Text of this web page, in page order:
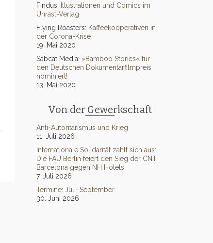
Findus:
Illustrationen und Comics im
Unrast-Verlag
Flying Roasters: Kaffeekooperativen in
der Corona-Krise
19. Mai 2020
Sabcat Media: »Bamboo Stories« für
den Deutschen Dokumentarfilmpreis
nominiert!
13. Mai 2020
Von der Gewerkschaft
Anti-Autoritarismus und Krieg
11. Juli 2026
Internationale Solidarität zahlt sich aus:
Die FAU Berlin feiert den Sieg der CNT
Barcelona gegen NH Hotels
7. Juli 2026
Termine: Juli–September
30. Juni 2026